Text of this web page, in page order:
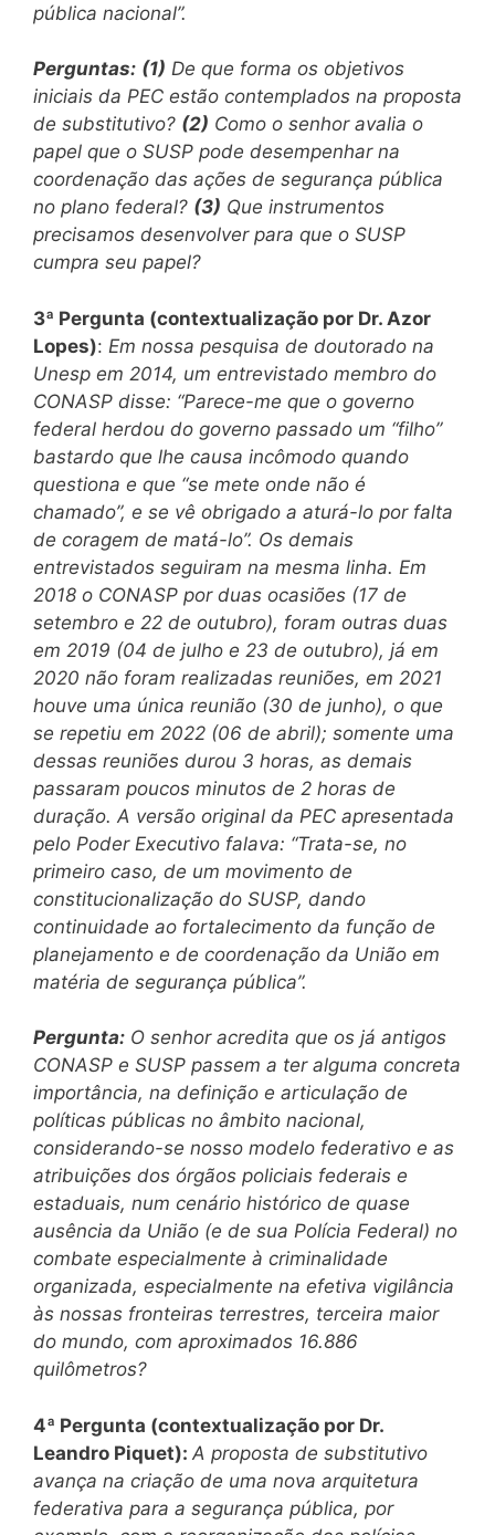
pública nacional”.
Perguntas: (1) De que forma os objetivos
iniciais da PEC estão contemplados na proposta
de substitutivo? (2) Como o senhor avalia o
papel que o SUSP pode desempenhar na
coordenação das ações de segurança pública
no plano federal? (3) Que instrumentos
precisamos desenvolver para que o SUSP
cumpra seu papel?
3ª Pergunta (contextualização por Dr. Azor
Lopes): Em nossa pesquisa de doutorado na
Unesp em 2014, um entrevistado membro do
CONASP disse: “Parece-me que o governo
federal herdou do governo passado um “filho”
bastardo que lhe causa incômodo quando
questiona e que “se mete onde não é
chamado”, e se vê obrigado a aturá-lo por falta
de coragem de matá-lo”. Os demais
entrevistados seguiram na mesma linha. Em
2018 o CONASP por duas ocasiões (17 de
setembro e 22 de outubro), foram outras duas
em 2019 (04 de julho e 23 de outubro), já em
2020 não foram realizadas reuniões, em 2021
houve uma única reunião (30 de junho), o que
se repetiu em 2022 (06 de abril); somente uma
dessas reuniões durou 3 horas, as demais
passaram poucos minutos de 2 horas de
duração. A versão original da PEC apresentada
pelo Poder Executivo falava: “Trata-se, no
primeiro caso, de um movimento de
constitucionalização do SUSP, dando
continuidade ao fortalecimento da função de
planejamento e de coordenação da União em
matéria de segurança pública”.
Pergunta: O senhor acredita que os já antigos
CONASP e SUSP passem a ter alguma concreta
importância, na definição e articulação de
políticas públicas no âmbito nacional,
considerando-se nosso modelo federativo e as
atribuições dos órgãos policiais federais e
estaduais, num cenário histórico de quase
ausência da União (e de sua Polícia Federal) no
combate especialmente à criminalidade
organizada, especialmente na efetiva vigilância
às nossas fronteiras terrestres, terceira maior
do mundo, com aproximados 16.886
quilômetros?
4ª Pergunta (contextualização por Dr.
Leandro Piquet): A proposta de substitutivo
avança na criação de uma nova arquitetura
federativa para a segurança pública, por